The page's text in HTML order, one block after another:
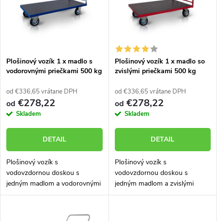
e
p
r
o
d
u
s
p
r
o
d
u
k
Plošinový vozík 1 x madlo s
vodorovnými priečkami 500 kg
od €336,65 vrátane DPH
od €278,22
Skladem
DETAIL
Plošinový vozík s
vodovzdornou doskou s
jedným madlom a vodorovnými
priečkami. Nosnosť 500 kg.
vyrobený tak, aby mal veľmi
Plošinový vozík 1 x madlo so
zvislými priečkami 500 kg
od €336,65 vrátane DPH
od €278,22
Skladem
DETAIL
Plošinový vozík s
vodovzdornou doskou s
jedným madlom a zvislými
priečkami. Nosnosť 500 kg.